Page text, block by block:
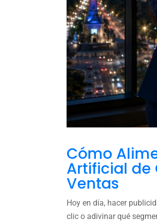
Cómo
Artificial de
Ventas
Hoy en día, hacer
clic o adivinar qué